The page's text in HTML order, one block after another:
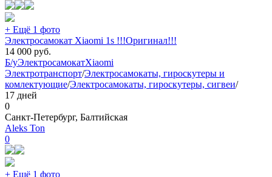
+ Ещё 1 фото
Электросамокат Xiaomi 1s !!!Оригинал!!!
14 000 руб.
Б/уЭлектросамокатXiaomi
Электротранспорт/Электросамокаты, гироскутеры и
комлектующие/Электросамокаты, гироскутеры, сигвеи/
17 дней
0
Санкт-Петербург, Балтийская
Aleks Ton
0
+ Ещё 1 фото